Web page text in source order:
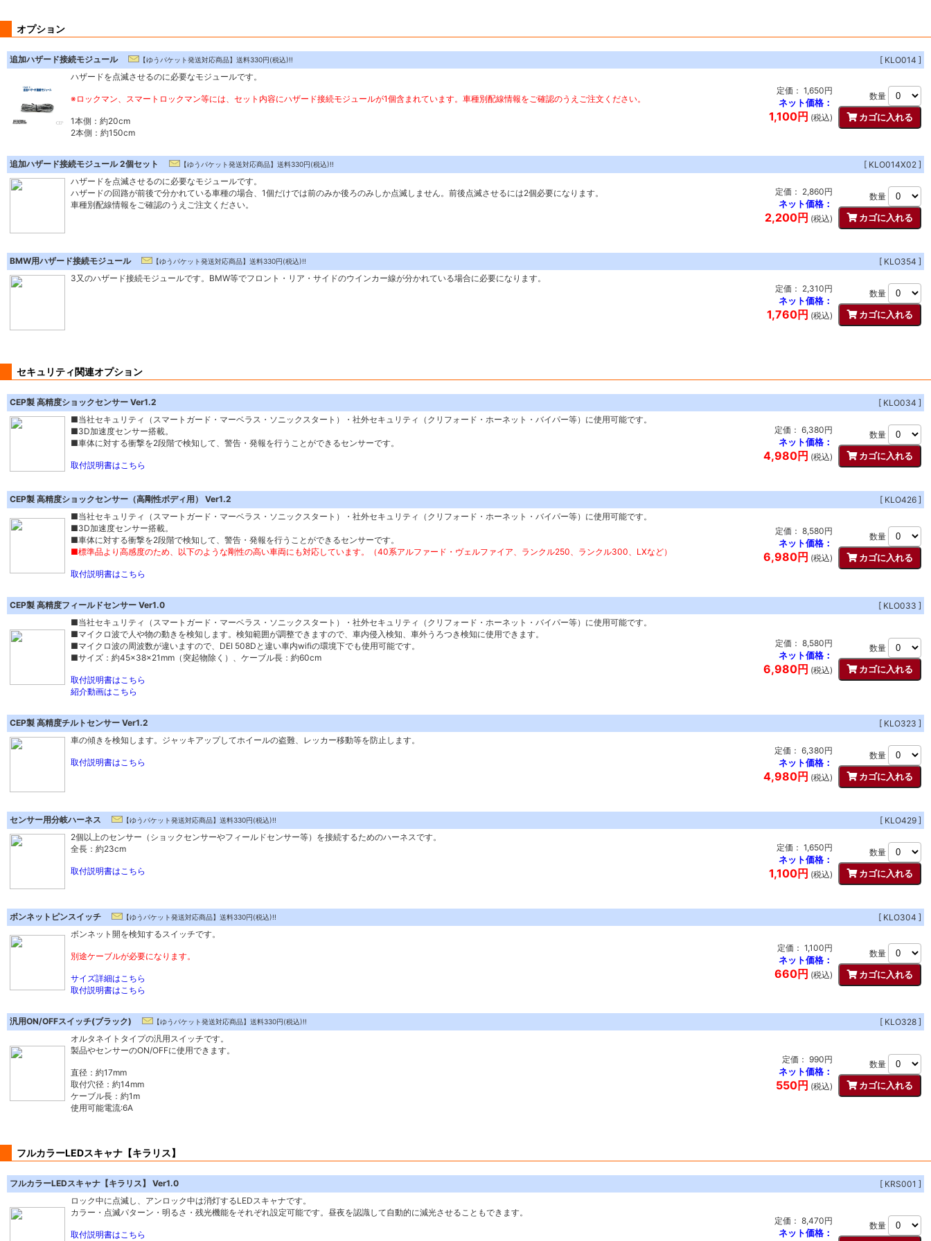
オプション
追加ハザード接続モジュール 【ゆうパケット発送対応商品】送料330円(税込)!!
[ KLO014 ]
ハザードを点滅させるのに必要なモジュールです。
※ロックマン、スマートロックマン等には、セット内容にハザード接続モジュールが1個含まれています。車種別配線情報をご確認のうえご注文ください。
1本側：約20cm
2本側：約150cm
定価： 1,650円
ネット価格：
1,100円 (税込)
数量
追加ハザード接続モジュール 2個セット 【ゆうパケット発送対応商品】送料330円(税込)!!
[ KLO014X02 ]
ハザードを点滅させるのに必要なモジュールです。
ハザードの回路が前後で分かれている車種の場合、1個だけでは前のみか後ろのみしか点滅しません。前後点滅させるには2個必要になります。
車種別配線情報をご確認のうえご注文ください。
定価： 2,860円
ネット価格：
2,200円 (税込)
数量
BMW用ハザード接続モジュール 【ゆうパケット発送対応商品】送料330円(税込)!!
[ KLO354 ]
3又のハザード接続モジュールです。BMW等でフロント・リア・サイドのウインカー線が分かれている場合に必要になります。
定価： 2,310円
ネット価格：
1,760円 (税込)
数量
セキュリティ関連オプション
CEP製 高精度ショックセンサー Ver1.2
[ KLO034 ]
■当社セキュリティ（スマートガード・マーベラス・ソニックスタート）・社外セキュリティ（クリフォード・ホーネット・バイパー等）に使用可能です。
■3D加速度センサー搭載。
■車体に対する衝撃を2段階で検知して、警告・発報を行うことができるセンサーです。
取付説明書はこちら
定価： 6,380円
ネット価格：
4,980円 (税込)
数量
CEP製 高精度ショックセンサー（高剛性ボディ用） Ver1.2
[ KLO426 ]
■当社セキュリティ（スマートガード・マーベラス・ソニックスタート）・社外セキュリティ（クリフォード・ホーネット・バイパー等）に使用可能です。
■3D加速度センサー搭載。
■車体に対する衝撃を2段階で検知して、警告・発報を行うことができるセンサーです。
■標準品より高感度のため、以下のような剛性の高い車両にも対応しています。（40系アルファード・ヴェルファイア、ランクル250、ランクル300、LXなど）
取付説明書はこちら
定価： 8,580円
ネット価格：
6,980円 (税込)
数量
CEP製 高精度フィールドセンサー Ver1.0
[ KLO033 ]
■当社セキュリティ（スマートガード・マーベラス・ソニックスタート）・社外セキュリティ（クリフォード・ホーネット・バイパー等）に使用可能です。
■マイクロ波で人や物の動きを検知します。検知範囲が調整できますので、車内侵入検知、車外うろつき検知に使用できます。
■マイクロ波の周波数が違いますので、DEI 508Dと違い車内wifiの環境下でも使用可能です。
■サイズ：約45×38×21mm（突起物除く）、ケーブル長：約60cm
取付説明書はこちら
紹介動画はこちら
定価： 8,580円
ネット価格：
6,980円 (税込)
数量
CEP製 高精度チルトセンサー Ver1.2
[ KLO323 ]
車の傾きを検知します。ジャッキアップしてホイールの盗難、レッカー移動等を防止します。
取付説明書はこちら
定価： 6,380円
ネット価格：
4,980円 (税込)
数量
センサー用分岐ハーネス 【ゆうパケット発送対応商品】送料330円(税込)!!
[ KLO429 ]
2個以上のセンサー（ショックセンサーやフィールドセンサー等）を接続するためのハーネスです。
全長：約23cm
取付説明書はこちら
定価： 1,650円
ネット価格：
1,100円 (税込)
数量
ボンネットピンスイッチ 【ゆうパケット発送対応商品】送料330円(税込)!!
[ KLO304 ]
ボンネット開を検知するスイッチです。
別途ケーブルが必要になります。
サイズ詳細はこちら
取付説明書はこちら
定価： 1,100円
ネット価格：
660円 (税込)
数量
汎用ON/OFFスイッチ(ブラック) 【ゆうパケット発送対応商品】送料330円(税込)!!
[ KLO328 ]
オルタネイトタイプの汎用スイッチです。
製品やセンサーのON/OFFに使用できます。
直径：約17mm
取付穴径：約14mm
ケーブル長：約1m
使用可能電流:6A
定価： 990円
ネット価格：
550円 (税込)
数量
フルカラーLEDスキャナ【キラリス】
フルカラーLEDスキャナ【キラリス】 Ver1.0
[ KRS001 ]
ロック中に点滅し、アンロック中は消灯するLEDスキャナです。
カラー・点滅パターン・明るさ・残光機能をそれぞれ設定可能です。昼夜を認識して自動的に減光させることもできます。
取付説明書はこちら
定価： 8,470円
ネット価格：
数量